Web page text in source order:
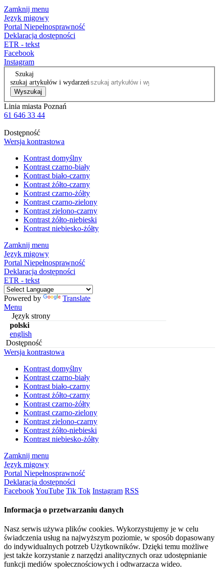
Zamknij menu
Język migowy
Portal Niepełnosprawność
Deklaracja dostępności
ETR - tekst
Facebook
Instagram
Szukaj
szukaj artykułów i wydarzeń
Wyszukaj
Linia miasta Poznań
61 646 33 44
Dostępność
Wersja kontrastowa
Kontrast domyślny
Kontrast czarno-biały
Kontrast biało-czarny
Kontrast żółto-czarny
Kontrast czarno-żółty
Kontrast czarno-zielony
Kontrast zielono-czarny
Kontrast żółto-niebieski
Kontrast niebiesko-żółty
Zamknij menu
Język migowy
Portal Niepełnosprawność
Deklaracja dostępności
ETR - tekst
Powered by
Translate
Menu
Język strony
polski
english
Dostępność
Wersja kontrastowa
Kontrast domyślny
Kontrast czarno-biały
Kontrast biało-czarny
Kontrast żółto-czarny
Kontrast czarno-żółty
Kontrast czarno-zielony
Kontrast zielono-czarny
Kontrast żółto-niebieski
Kontrast niebiesko-żółty
Zamknij menu
Język migowy
Portal Niepełnosprawność
Deklaracja dostępności
FacebookYouTube Tik Tok Instagram RSS
Informacja o przetwarzaniu danych
Nasz serwis używa plików cookies. Wykorzystujemy je w celu
świadczenia usług na najwyższym poziomie, w sposób dopasowany
do indywidualnych potrzeb Użytkowników. Dzięki temu możliwe
jest także korzystanie z narzędzi analitycznych oraz udostępnianie
funkcji mediów społecznościowych i odtwarzacza wideo.